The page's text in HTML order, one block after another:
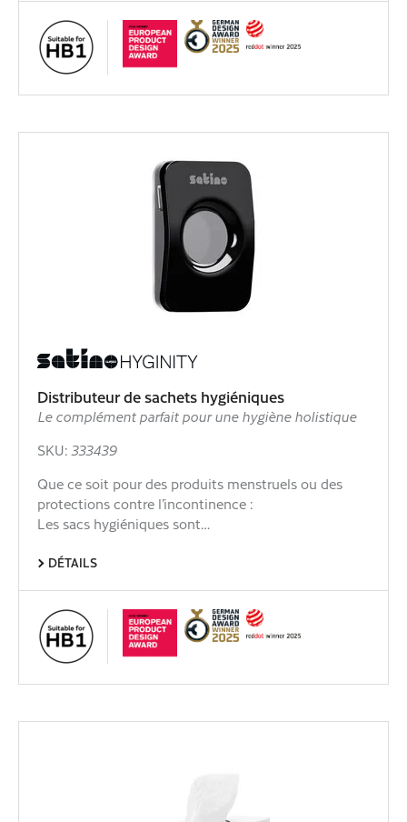
Distributeur de sachets hygiéniques
Le complément parfait pour une hygiène holistique
SKU: 333439
Que ce soit pour des produits menstruels ou des
protections contre l’incontinence :
Les sacs hygiéniques sont…
DÉTAILS